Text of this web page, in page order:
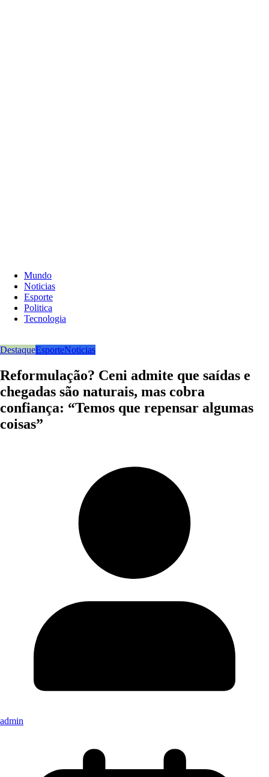
Mundo
Noticias
Esporte
Politica
Tecnologia
DestaqueEsporteNoticias
Reformulação? Ceni admite que saídas e
chegadas são naturais, mas cobra
confiança: “Temos que repensar algumas
coisas”
admin